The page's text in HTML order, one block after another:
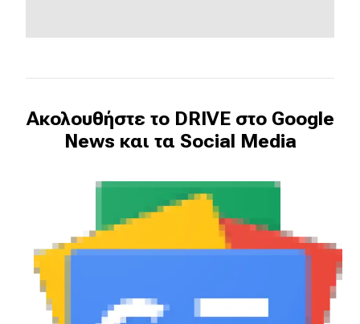
Ακολουθήστε το DRIVE στο Google
News και τα Social Media